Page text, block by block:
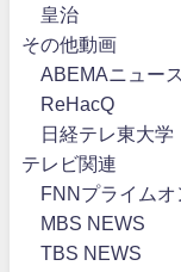
皇治
その他動画
ABEMAニュース
ReHacQ
日経テレ東大学
テレビ関連
FNNプライムオ
MBS NEWS
TBS NEWS